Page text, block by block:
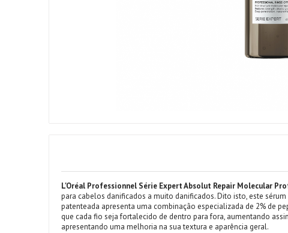
L'Oréal Professionnel Série Expert Absolut Repair Molecular
para cabelos danificados a muito danificados. Dito isto, este
patenteada apresenta uma combinação especializada de 2% de
que cada fio seja fortalecido de dentro para fora, aumentando
apresentando uma melhoria na sua textura e aparência geral.